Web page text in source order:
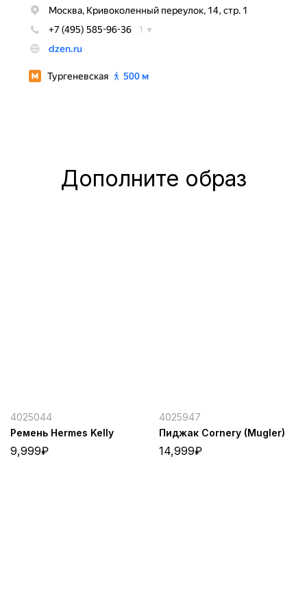
Дополните образ
4025044
Ремень Hermes Kelly
9,999₽
4025947
Пиджак Cornery (Mugler)
14,999₽